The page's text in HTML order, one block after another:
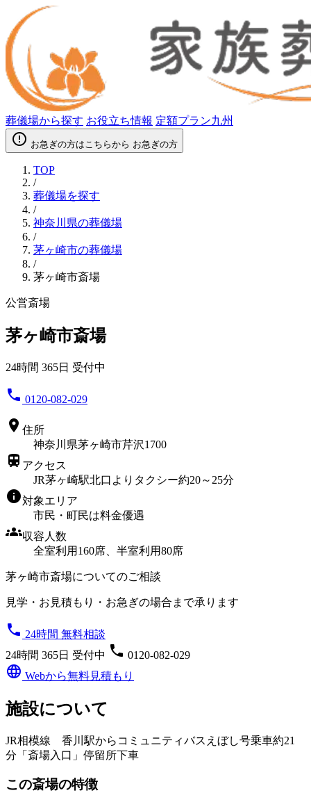
葬儀場から探す お役立ち情報 定額プラン九州
error_outline お急ぎの方はこちらから お急ぎの方
TOP
/
葬儀場を探す
/
神奈川県の葬儀場
/
茅ヶ崎市の葬儀場
/
茅ヶ崎市斎場
公営斎場
茅ヶ崎市斎場
24時間 365日 受付中
phone 0120-082-029
location_on 住所
神奈川県茅ヶ崎市芹沢1700
train アクセス
JR茅ヶ崎駅北口よりタクシー約20～25分
info対象エリア
市民・町民は料金優遇
groups収容人数
全室利用160席、半室利用80席
茅ヶ崎市斎場についてのご相談
見学・お見積もり・お急ぎの場合まで承ります
phone 24時間 無料相談
24時間 365日 受付中 phone 0120-082-029
language Webから無料見積もり
施設について
JR相模線 香川駅からコミュニティバスえぼし号乗車約21
分「斎場入口」停留所下車
この斎場の特徴